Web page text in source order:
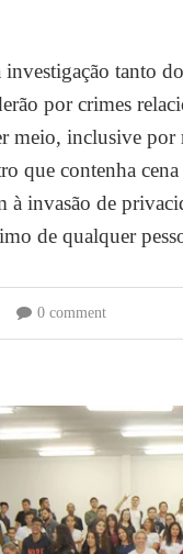
tanto
por crimes
meio, inclusive por
que contenha
à invasão de
de qualquer
0 comment